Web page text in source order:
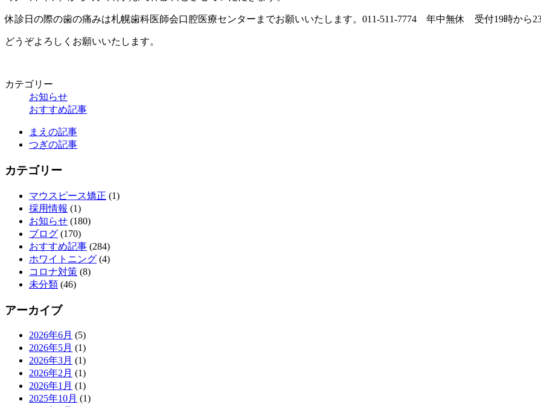
休診日の際の歯の痛みは札幌歯科医師会口腔医療センターまでお願いいたします。011-511-7774 年中無休 受付19時から23
どうぞよろしくお願いいたします。
カテゴリー
お知らせ
おすすめ記事
まえの記事
つぎの記事
カテゴリー
マウスピース矯正 (1)
採用情報 (1)
お知らせ (180)
ブログ (170)
おすすめ記事 (284)
ホワイトニング (4)
コロナ対策 (8)
未分類 (46)
アーカイブ
2026年6月 (5)
2026年5月 (1)
2026年3月 (1)
2026年2月 (1)
2026年1月 (1)
2025年10月 (1)